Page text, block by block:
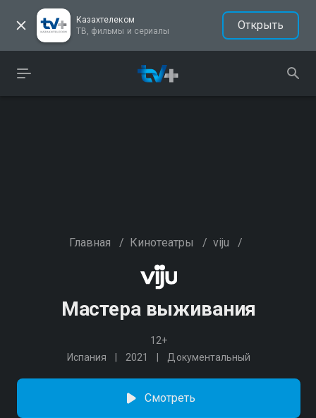
Казахтелеком
ТВ, фильмы и сериалы
Открыть
Главная / Кинотеатры / viju /
Мастера выживания
12+
Испания
2021 Документальный
Смотреть